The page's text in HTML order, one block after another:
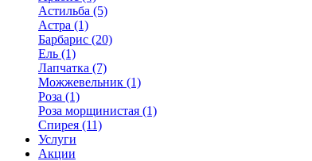
Астильба (5)
Астра (1)
Барбарис (20)
Ель (1)
Лапчатка (7)
Можжевельник (1)
Роза (1)
Роза морщинистая (1)
Спирея (11)
Услуги
Акции